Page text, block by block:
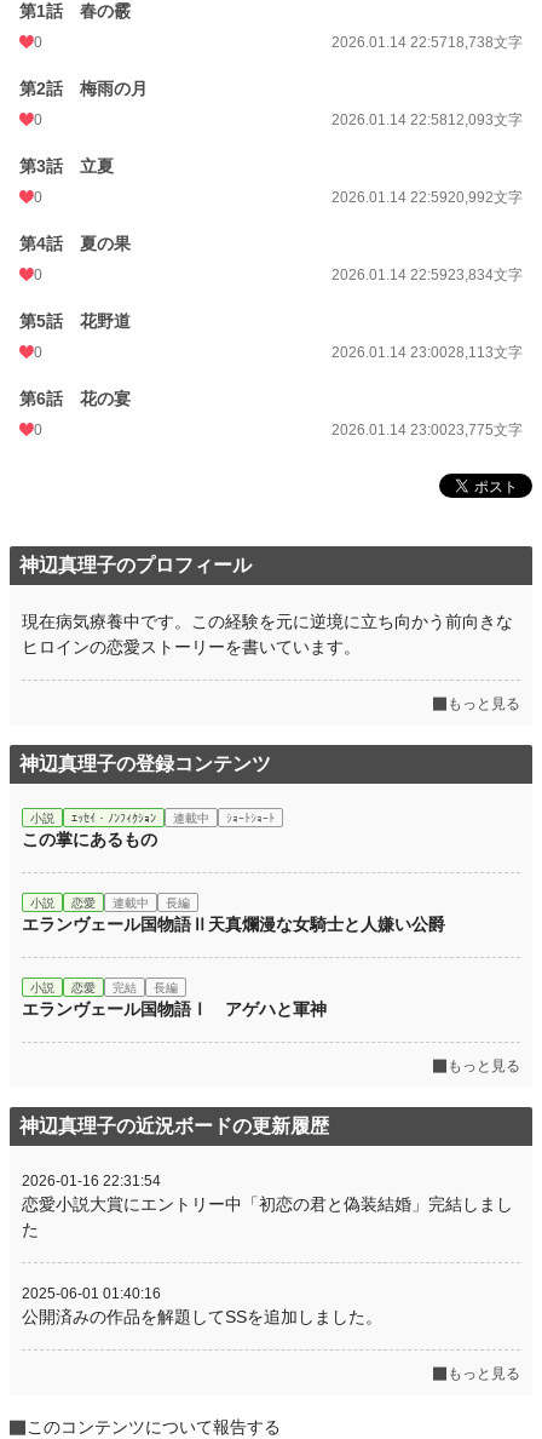
小説 228,623 位 / 228,623 件
恋愛
お気に入り 0
文字数 127,545
週間ポイント
月間ポイント 21 pt (99,984 位)
年間ポイント
第1話 春の霰
0 2026.01.14 22:5718,738文字
第2話 梅雨の月
0 2026.01.14 22:5812,093文字
第3話 立夏
0 2026.01.14 22:5920,992文字
第4話 夏の果
0 2026.01.14 22:5923,834文字
第5話 花野道
0 2026.01.14 23:0028,113文字
第6話 花の宴
0 2026.01.14 23:0023,775文字
神辺真理子のプロフィール
現在病気療養中です。この経験を元に逆境に立ち向かう前向きな
ヒロインの恋愛ストーリーを書いています。
もっと見る
神辺真理子の登録コンテンツ
小説 ｴｯｾｲ・ﾉﾝﾌｨｸｼｮﾝ 連載中 ｼｮｰﾄｼｮｰﾄ
この掌にあるもの
小説 恋愛 連載中 長編
エランヴェール国物語Ⅱ天真爛漫な女騎士と人嫌い公爵
小説 恋愛 完結 長編
エランヴェール国物語Ⅰ アゲハと軍神
もっと見る
神辺真理子の近況ボードの更新履歴
2026-01-16 22:31:54
恋愛小説大賞にエントリー中「初恋の君と偽装結婚」完結しまし
た
2025-06-01 01:40:16
公開済みの作品を解題してSSを追加しました。
もっと見る
このコンテンツについて報告する